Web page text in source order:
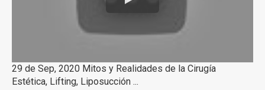
29 de Sep, 2020 Mitos y Realidades de la Cirugía
Estética, Lifting, Liposucción ...